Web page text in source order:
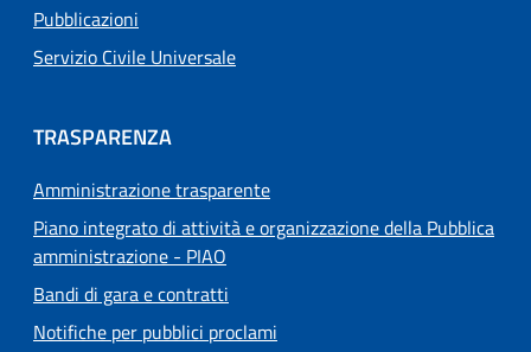
Pubblicazioni
Servizio Civile Universale
TRASPARENZA
Amministrazione trasparente
Piano integrato di attività e organizzazione della Pubblica
amministrazione - PIAO
Bandi di gara e contratti
Notifiche per pubblici proclami